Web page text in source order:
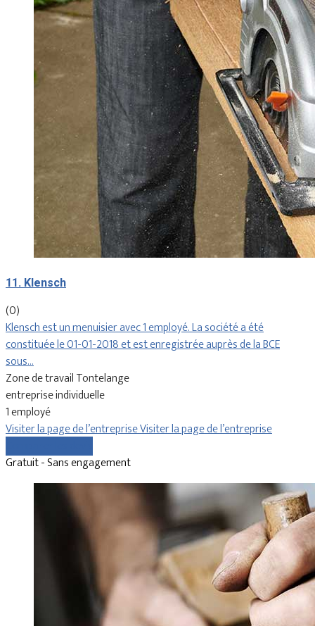
11. Klensch
(0)
Klensch est un menuisier avec 1 employé. La société a été
constituée le 01-01-2018 et est enregistrée auprès de la BCE
sous…
Zone de travail Tontelange
entreprise individuelle
1 employé
Visiter la page de l’entrepriseVisiter la page de l’entreprise
Gratuit - Sans engagement